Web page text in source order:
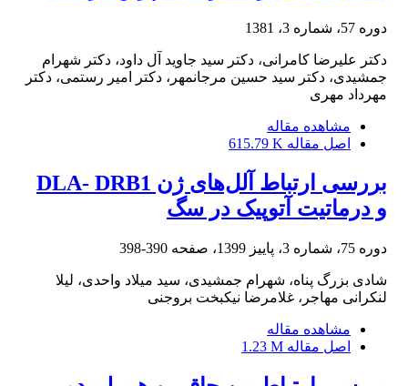
دوره 57، شماره 3، 1381
دکتر علیرضا کامرانی، دکتر سید جاوید آل داود، دکتر شهرام
جمشیدی، دکتر سید حسین مرجانمهر، دکتر امیر رستمی، دکتر
مهرداد مهری
مشاهده مقاله
اصل مقاله 615.79 K
بررسی ارتباط آلل‌های ژن DLA- DRB1
و درماتیت آتوپیک در سگ
دوره 75، شماره 3، پاییز 1399، صفحه 390-398
شادی بزرگ پناه، شهرام جمشیدی، سید میلاد واحدی، لیلا
لنکرانی مهاجر، غلامرضا نیکبخت بروجنی
مشاهده مقاله
اصل مقاله 1.23 M